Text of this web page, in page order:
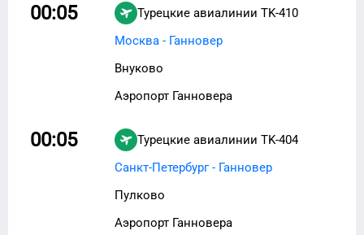
00:05 Турецкие авиалинии TK-410
Москва - Ганновер
Внуково
Аэропорт Ганновера
00:05 Турецкие авиалинии TK-404
Санкт-Петербург - Ганновер
Пулково
Аэропорт Ганновера